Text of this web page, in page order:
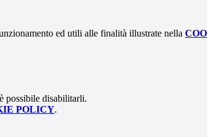
ed utili alle finalità illustrate nella
possibile disabilitarli.
POLICY.